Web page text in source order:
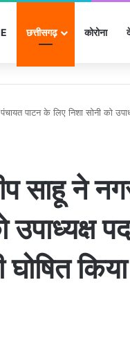
छत्तीसगढ़ कोरोना
पाटन के लिए निशा सोनी को
साहू ने
उपाध्यक्ष
किया